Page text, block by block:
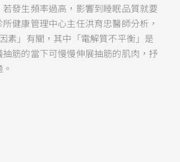
發生頻率過高，影響到睡眠品質就要
健康管理中心主任洪育忠醫師分析，
素」有關，其中「電解質不平衡」是
筋的當下可慢慢伸展抽筋的肌肉，抒